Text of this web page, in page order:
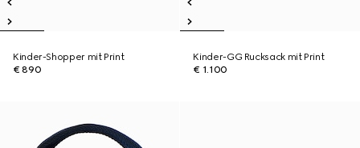
Kinder-Shopper mit Print
€ 890
Kinder-GG Rucksack mit Print
€ 1.100